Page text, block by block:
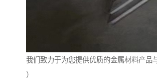
我们致力于为您提供优质的金属材料产品
）